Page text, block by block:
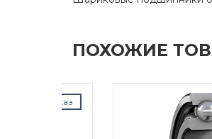
ПОХОЖИЕ